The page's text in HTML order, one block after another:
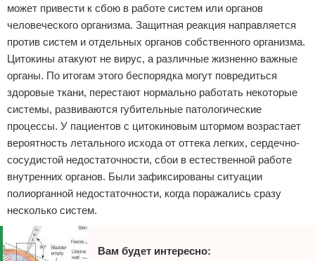
может привести к сбою в работе систем или органов
человеческого организма. Защитная реакция направляется
против систем и отдельных органов собственного организма.
Цитокины атакуют не вирус, а различные жизненно важные
органы. По итогам этого беспорядка могут повредиться
здоровые ткани, перестают нормально работать некоторые
системы, развиваются губительные патологические
процессы. У пациентов с цитокиновым штормом возрастает
вероятность летального исхода от оттека легких, сердечно-
сосудистой недостаточности, сбои в естественной работе
внутренних органов. Были зафиксированы ситуации
полиорганной недостаточности, когда поражались сразу
несколько систем.
Вам будет интересно: